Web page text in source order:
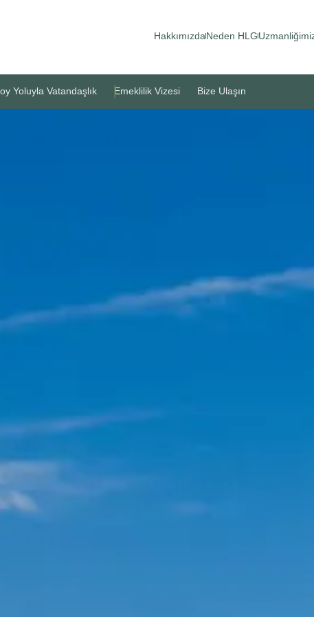
HakkımızdaNeden HLG
Yoluyla Vatandaşlık Emeklilik Vizesi Bize Ulaşın